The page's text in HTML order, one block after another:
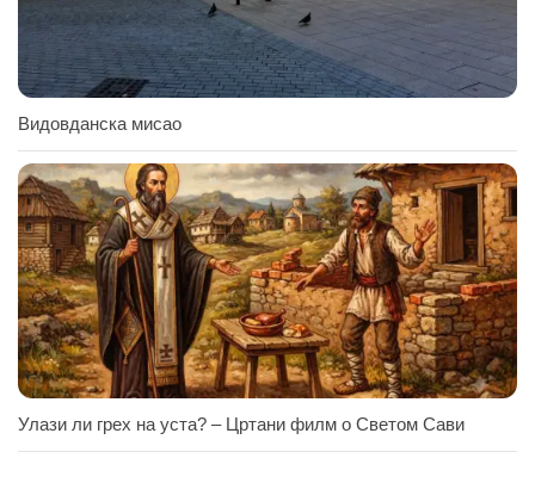
Видовданска мисао
Улази ли грех на уста? – Цртани филм о Светом Сави